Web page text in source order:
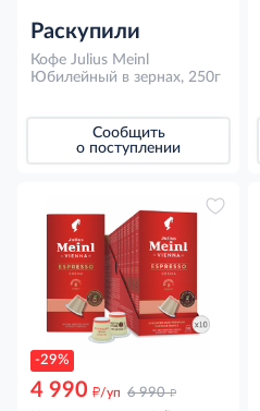
Раскупили
Кофе Julius Meinl
Юбилейный в зернах, 250г
Сообщить
о поступлении
-29%
4 990 д/уп 6 990 д